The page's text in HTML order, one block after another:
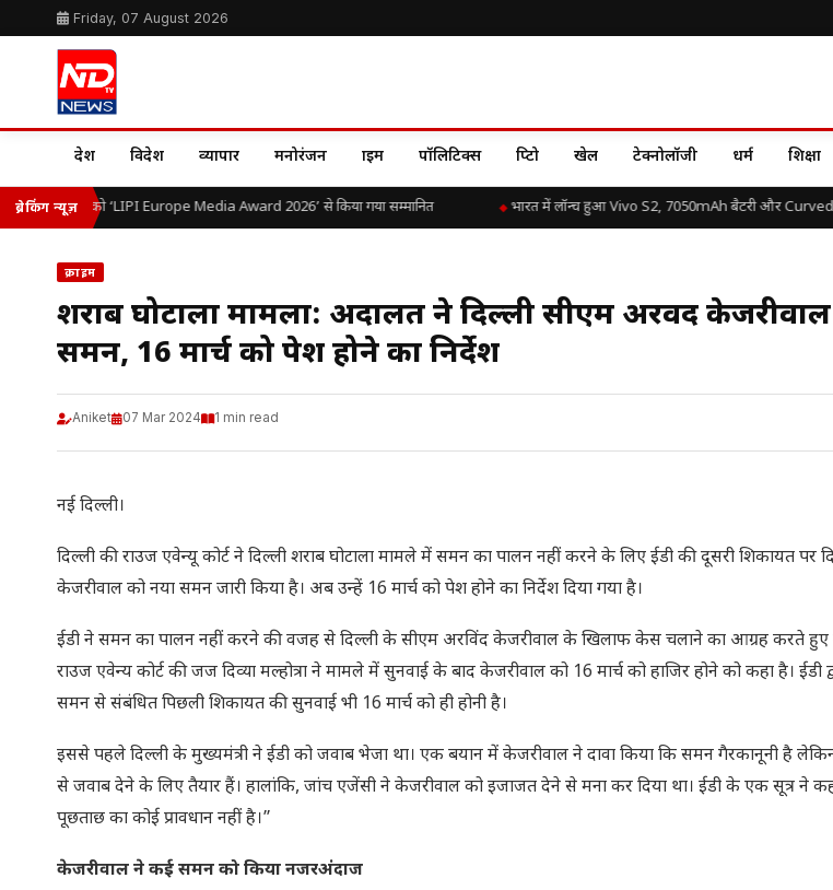
Friday, 07 August 2026
देश विदेश व्यापार मनोरंजन क्राइम पॉलिटिक्स क्रिप्टो खेल टेक्नोलॉजी धर्म शिक्षा
ब्रेकिंग न्यूज़
ओ.पी. यादव को ‘LIPI Europe Media Award 2026’ से किया गया सम्मानित भारत में लॉन्च हुआ Vivo S2, 7050mAh बैटरी और Curved
क्राइम
शराब घोटाला मामला: अदालत ने दिल्ली सीएम अरविंद
समन, 16 मार्च को पेश होने का निर्देश
Aniket 07 Mar 2024 1 min read
नई दिल्ली।
दिल्ली की राउज एवेन्यू कोर्ट ने दिल्ली शराब घोटाला मामले में समन का पालन नहीं करने के लिए ईडी की दूसरी शिकायत पर
केजरीवाल को नया समन जारी किया है। अब उन्हें 16 मार्च को पेश होने का निर्देश दिया गया है।
ईडी ने समन का पालन नहीं करने की वजह से दिल्ली के सीएम अरविंद केजरीवाल के खिलाफ केस चलाने का आग्रह करते हुए
राउज एवेन्य कोर्ट की जज दिव्या मल्होत्रा ने मामले में सुनवाई के बाद केजरीवाल को 16 मार्च को हाजिर होने को कहा है। ईडी
समन से संबंधित पिछली शिकायत की सुनवाई भी 16 मार्च को ही होनी है।
इससे पहले दिल्ली के मुख्यमंत्री ने ईडी को जवाब भेजा था। एक बयान में केजरीवाल ने दावा किया कि समन गैरकानूनी है
से जवाब देने के लिए तैयार हैं। हालांकि, जांच एजेंसी ने केजरीवाल को इजाजत देने से मना कर दिया था। ईडी के एक सूत्र ने
पूछताछ का कोई प्रावधान नहीं है।”
केजरीवाल ने कई समन को किया नजरअंदाज